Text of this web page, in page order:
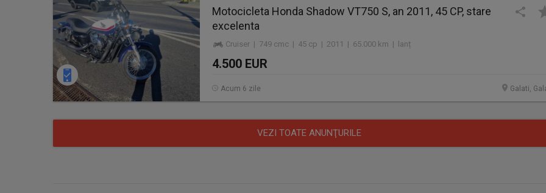
Motocicleta Honda Shadow VT750 S, an 2011, 45 CP, stare
excelenta
Cruiser | 749 cmc | 45 cp | 2011 | 65.000 km | lanț
4.500 EUR
Galati,
Acum 6 zile
VEZI TOATE ANUNŢURILE